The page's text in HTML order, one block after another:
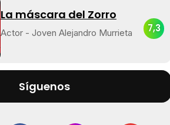
La máscara del Zorro
Actor - Joven Alejandro Murrieta 7,3
Síguenos